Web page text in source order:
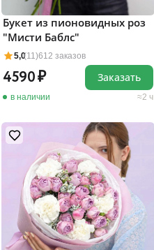
5,0(11)612 заказов
Букет из пионовидных роз
"Мисти Баблс"
4590
в наличии 2 ч
Заказать